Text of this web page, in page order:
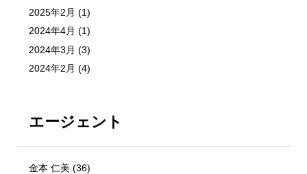
2025年2月 (1)
2024年4月 (1)
2024年3月 (3)
2024年2月 (4)
エージェント
金本 仁美 (36)